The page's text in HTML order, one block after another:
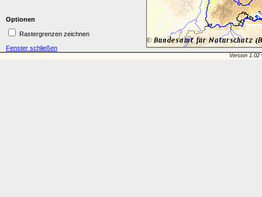
Optionen
Rastergrenzen zeichnen
Fenster schließen
Version